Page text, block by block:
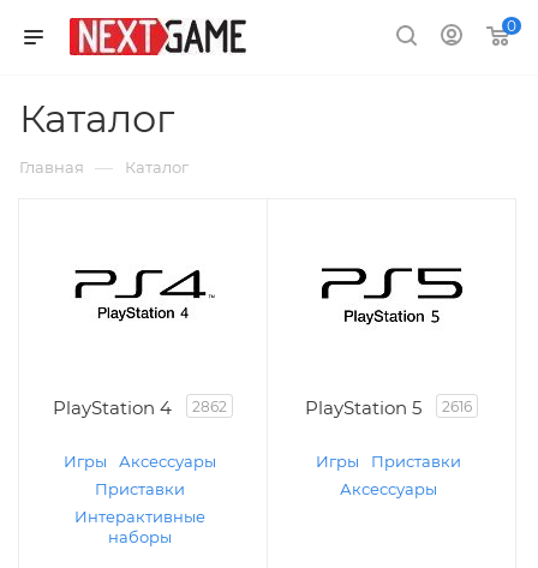
0
Каталог
Главная — Каталог
PlayStation 4 2862
Игры
Аксессуары
Приставки
Интерактивные
наборы
PlayStation 5 2616
Игры
Приставки
Аксессуары